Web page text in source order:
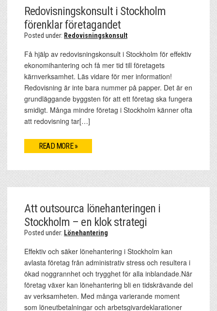
Redovisningskonsult i Stockholm
förenklar företagandet
Posted under: Redovisningskonsult
Få hjälp av redovisningskonsult i Stockholm för effektiv
ekonomihantering och få mer tid till företagets
kärnverksamhet. Läs vidare för mer information!
Redovisning är inte bara nummer på papper. Det är en
grundläggande byggsten för att ett företag ska fungera
smidigt. Många mindre företag i Stockholm känner ofta
att redovisning tar[…]
READ MORE »
Att outsourca lönehanteringen i
Stockholm – en klok strategi
Posted under: Lönehantering
Effektiv och säker lönehantering i Stockholm kan
avlasta företag från administrativ stress och resultera i
ökad noggrannhet och trygghet för alla inblandade.När
företag växer kan lönehantering bli en tidskrävande del
av verksamheten. Med många varierande moment
som löneutbetalningar och arbetsgivardeklarationer